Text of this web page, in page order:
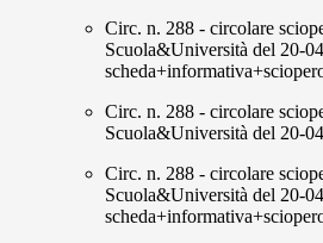
Circ. n. 288 - circolare
Scuola&Università del 20-
Circ. n. 288 - circolare
Scuola&Università del 20-
Circ. n. 288 - circolare
Scuola&Università del 20-